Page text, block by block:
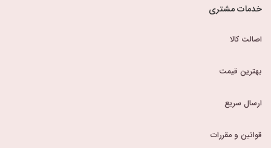
خدمات مشتری
اصالت کالا
بهترین قیمت
ارسال سریع
قوانین و مقررات